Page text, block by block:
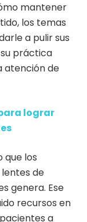
mantener
los temas
a pulir sus
práctica
atención de
lograr
que los
de
genera. Ese
recursos en
a